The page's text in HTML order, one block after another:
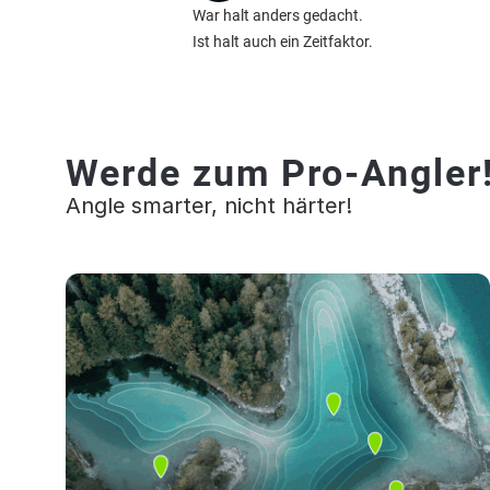
War halt anders gedacht.
Ist halt auch ein Zeitfaktor.
Werde zum Pro-
Angle smarter, nicht härter!